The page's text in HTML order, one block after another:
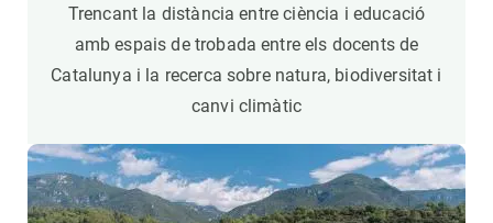
Trencant la distància entre ciència i educació
amb espais de trobada entre els docents de
Catalunya i la recerca sobre natura, biodiversitat i
canvi climàtic